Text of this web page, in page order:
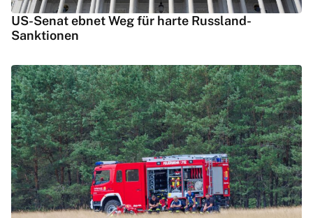
US-Senat ebnet Weg für harte Russland-
Sanktionen